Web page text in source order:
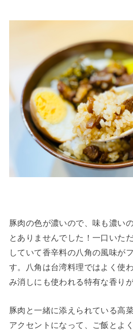
豚肉の色が濃いので、味も濃い
とありませんでした！一口いた
していて香辛料の八角の風味が
す。八角は台湾料理ではよく使
み消しにも使われる特有な香りが
豚肉と一緒に添えられている高
アクセントになって、ご飯とよ